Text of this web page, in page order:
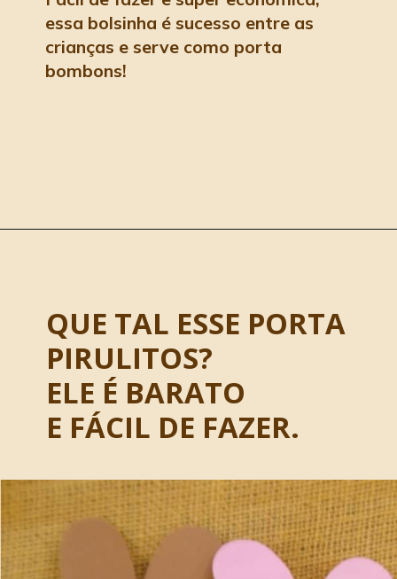
essa bolsinha é sucesso entre as
crianças e serve como porta
bombons!
QUE TAL ESSE PORTA
PIRULITOS?
ELE É BARATO
E FÁCIL DE FAZER.